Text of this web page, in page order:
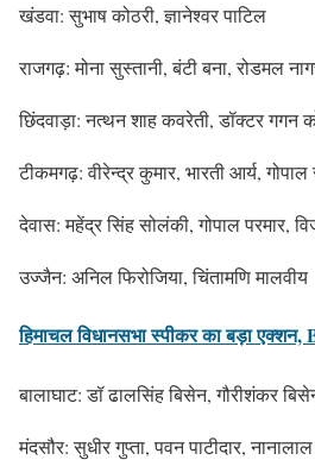
खंडवा: सुभाष कोठरी, ज्ञानेश्वर पाटिल
राजगढ़: मोना सुस्तानी, बंटी बना, रोडमल
छिंदवाड़ा: नत्थन शाह कवरेती, डॉक्टर गगन
टीकमगढ़: वीरेन्द्र कुमार, भारती आर्य, गोपाल
देवास: महेंद्र सिंह सोलंकी, गोपाल परमार,
उज्जैन: अनिल फिरोजिया, चिंतामणि मालवीय
हिमाचल विधानसभा स्पीकर का बड़ा
बालाघाट: डॉ ढालसिंह बिसेन, गौरीशंकर
मंदसौर: सुधीर गुप्ता, पवन पाटीदार,